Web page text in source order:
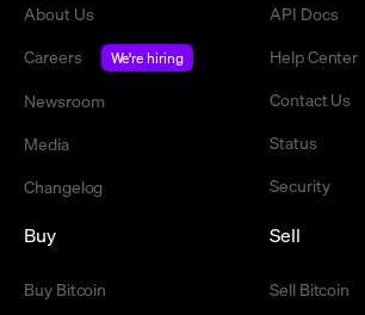
About Us
Careers
We're hiring
Newsroom
Media
Changelog
API Docs
Help Center
Contact Us
Status
Security
Buy
Buy Bitcoin
Sell
Sell Bitcoin